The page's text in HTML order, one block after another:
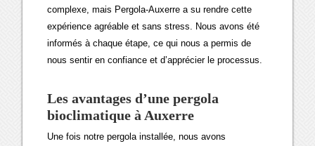
complexe, mais Pergola-Auxerre a su rendre cette
expérience agréable et sans stress. Nous avons été
informés à chaque étape, ce qui nous a permis de
nous sentir en confiance et d’apprécier le processus.
Les avantages d’unepergola
bioclimatique à Auxerre
Une fois notre pergola installée, nous avons